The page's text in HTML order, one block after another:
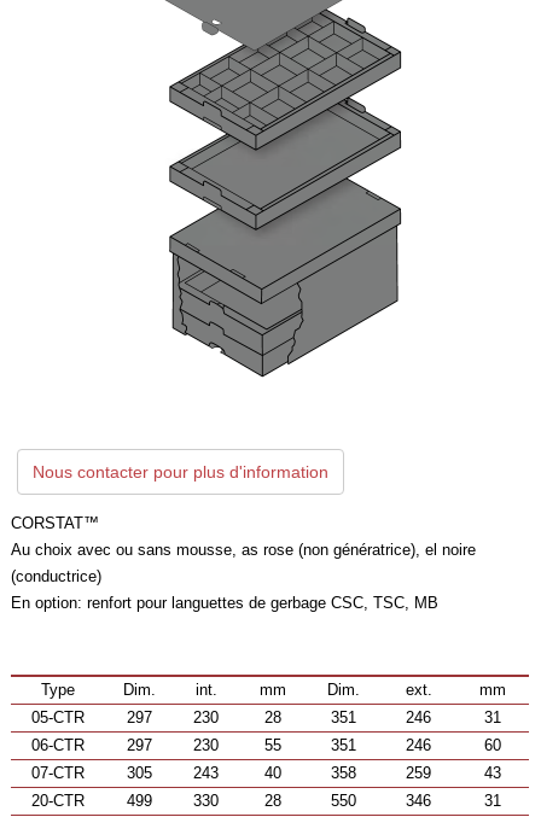
Nous contacter pour plus d'information
CORSTAT™
Au choix avec ou sans mousse, as rose (non génératrice), el noire
(conductrice)
En option: renfort pour languettes de gerbage CSC, TSC, MB
Type Dim. int. mm Dim. ext.
mm
05-CTR
297 230 28 351 246
31
06-CTR
297 230 55 351 246
60
07-CTR
305 243 40 358 259
43
20-CTR
499 330 28 550 346
31